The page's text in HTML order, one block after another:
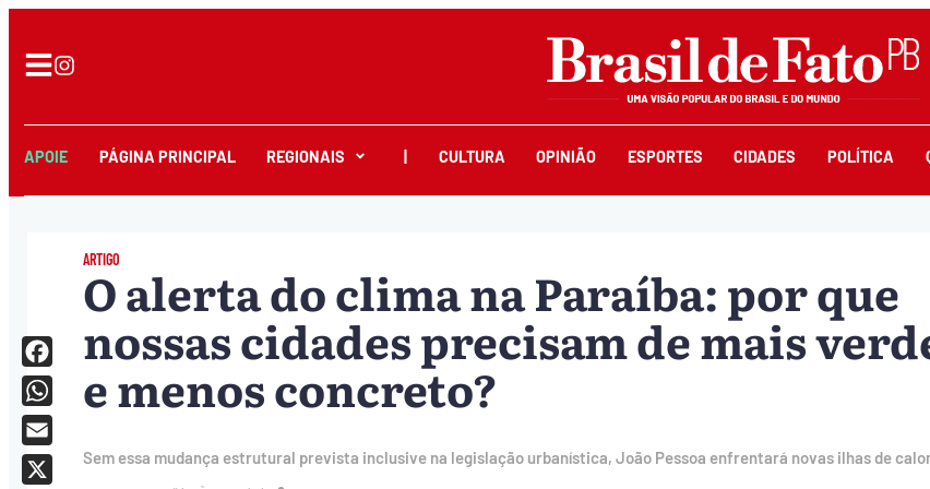
APOIE PÁGINA PRINCIPAL REGIONAIS CULTURA OPINIÃO ESPORTES CIDADES POLÍTICA
ARTIGO
O alerta do clima na Paraíba: por que
nossas cidades precisam de mais
e menos concreto?
Sem essa mudança estrutural prevista inclusive na legislação urbanística, João Pessoa enfrentará novas ilhas de
Facebook
WhatsApp
Email